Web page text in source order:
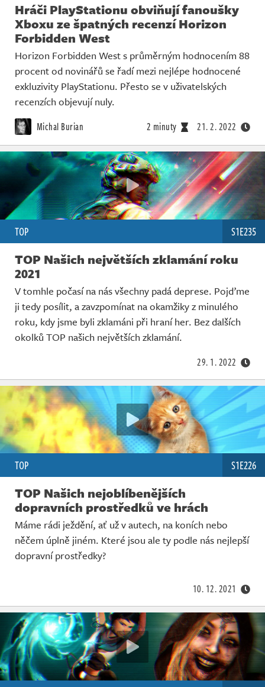
Hráči PlayStationu obviňují fanoušky
Xboxu ze špatných recenzí Horizon
Forbidden West
Horizon Forbidden West s průměrným hodnocením 88
procent od novinářů se řadí mezi nejlépe hodnocené
exkluzivity PlayStationu. Přesto se v uživatelských
recenzích objevují nuly.
Michal Burian 2 minuty 21. 2. 2022
TOP S1E235
TOP Našich největších zklamání roku
2021
V tomhle počasí na nás všechny padá deprese. Pojďme
ji tedy posílit, a zavzpomínat na okamžiky z minulého
roku, kdy jsme byli zklamáni při hraní her. Bez dalších
okolků TOP našich největších zklamání.
29. 1. 2022
TOP S1E226
TOP Našich nejoblíbenějších
dopravních prostředků ve hrách
Máme rádi ježdění, ať už v autech, na koních nebo
něčem úplně jiném. Které jsou ale ty podle nás nejlepší
dopravní prostředky?
10. 12. 2021